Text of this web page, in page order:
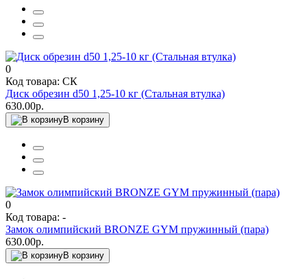
0
Код товара: СК
Диск обрезин d50 1,25-10 кг (Стальная втулка)
630.00р.
В корзину
0
Код товара: -
Замок олимпийский BRONZE GYM пружинный (пара)
630.00р.
В корзину